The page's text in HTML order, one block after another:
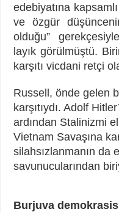
edebiyatına
ve özgür
olduğu”
layık görülmüştü.
karşıtı vicdani retçi
Russell, önde gelen
karşıtıydı. Adolf
ardından Stalinizmi
Vietnam Savaşına
silahsızlanmanın da
savunucularından
Burjuva